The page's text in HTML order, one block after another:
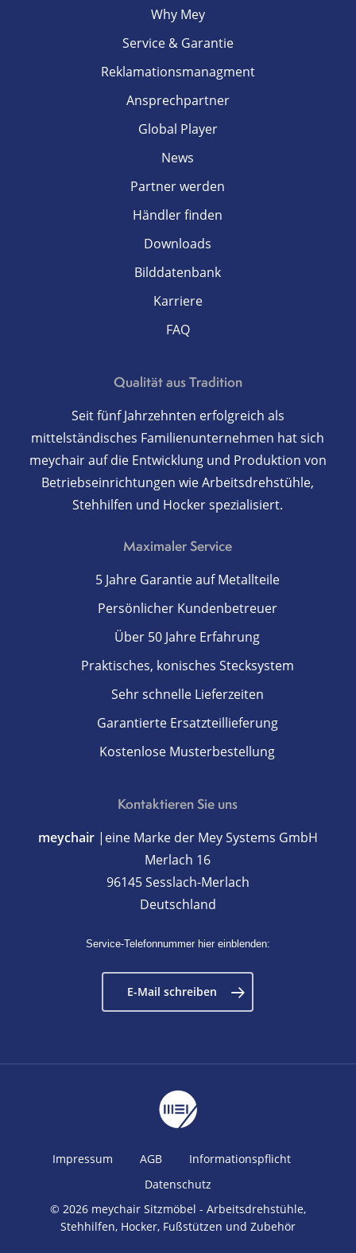
Why Mey
Service & Garantie
Reklamationsmanagment
Ansprechpartner
Global Player
News
Partner werden
Händler finden
Downloads
Bilddatenbank
Karriere
FAQ
Qualität aus Tradition
Seit fünf Jahrzehnten erfolgreich als
mittelständisches Familienunternehmen hat sich
meychair auf die Entwicklung und Produktion von
Betriebseinrichtungen wie Arbeitsdrehstühle,
Stehhilfen und Hocker spezialisiert.
Maximaler Service
5 Jahre Garantie auf Metallteile
Persönlicher Kundenbetreuer
Über 50 Jahre Erfahrung
Praktisches, konisches Stecksystem
Sehr schnelle Lieferzeiten
Garantierte Ersatzteillieferung
Kostenlose Musterbestellung
Kontaktieren Sie uns
meychair|eine Marke der Mey Systems GmbH
Merlach 16
96145 Sesslach-Merlach
Deutschland
Service-Telefonnummer hier einblenden:
E-Mail schreiben
Impressum AGB
Informationspflicht
Datenschutz
© 2026 meychair Sitzmöbel - Arbeitsdrehstühle,
Stehhilfen, Hocker, Fußstützen und Zubehör